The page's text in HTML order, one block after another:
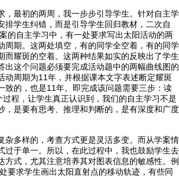
，最初的两周，我一步步引导学生。针对自主学
排学生纠错，而是引导学生回归教材，二次自
的自主学习中，有一处要求写出太阳活动的两
周期。这两处填空，有的同学全空着，有的同学
而耀斑的空着。这两种结果如实的反映出了学生
出这个问题必须要完成活动题中的两幅曲线图的
动周期为11年，并根据课本文字表述断定耀斑
致的，也是11年。即完成该问题需要三步：读
程，让学生真正认识到，我们的自主学习不是
，是要有思考、推理和判断的，是有深度和广度
杂多样的，考查方式更是灵活多变。而从学案情
过于单一。所以，在此过程中，我也鼓励学生去
方式，尤其注意培养其对图表信息的敏感性。例
要求学生画出太阳直射点的移动轨迹，有些同